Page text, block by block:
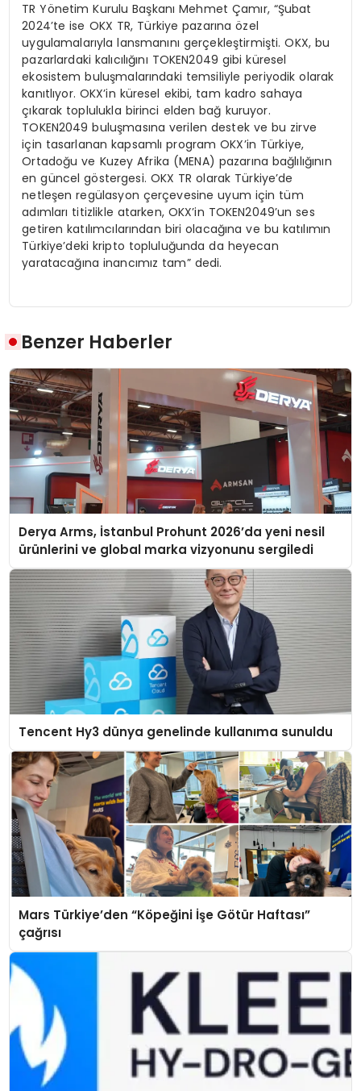
TR Yönetim Kurulu Başkanı Mehmet Çamır, “Şubat
2024’te ise OKX TR, Türkiye pazarına özel
uygulamalarıyla lansmanını gerçekleştirmişti. OKX, bu
pazarlardaki kalıcılığını TOKEN2049 gibi küresel
ekosistem buluşmalarındaki temsiliyle periyodik olarak
kanıtlıyor. OKX’in küresel ekibi, tam kadro sahaya
çıkarak toplulukla birinci elden bağ kuruyor.
TOKEN2049 buluşmasına verilen destek ve bu zirve
için tasarlanan kapsamlı program OKX’in Türkiye,
Ortadoğu ve Kuzey Afrika (MENA) pazarına bağlılığının
en güncel göstergesi. OKX TR olarak Türkiye’de
netleşen regülasyon çerçevesine uyum için tüm
adımları titizlikle atarken, OKX’in TOKEN2049’un ses
getiren katılımcılarından biri olacağına ve bu katılımın
Türkiye’deki kripto topluluğunda da heyecan
yaratacağına inancımız tam” dedi.
Benzer Haberler
Derya Arms, İstanbul Prohunt 2026’da yeni nesil
ürünlerini ve global marka vizyonunu sergiledi
Tencent Hy3 dünya genelinde kullanıma sunuldu
Mars Türkiye’den “Köpeğini İşe Götür Haftası”
çağrısı